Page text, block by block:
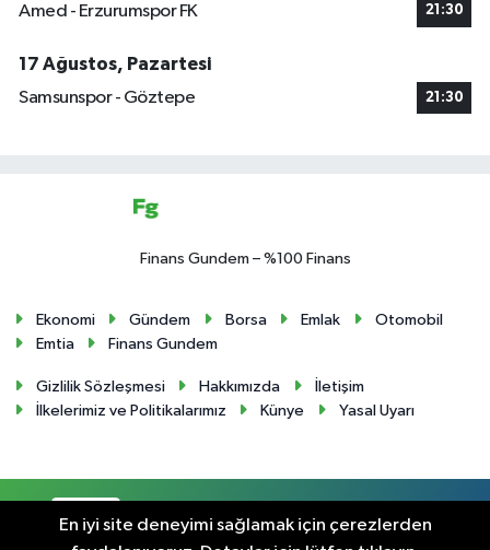
Amed - Erzurumspor FK 21:30
17 Ağustos, Pazartesi
Samsunspor - Göztepe
21:30
Finans Gundem – %100 Finans
Ekonomi Gündem Borsa Emlak
Otomobil
Emtia
Finans Gundem
Gizlilik Sözleşmesi Hakkımızda
İletişim
İlkelerimiz ve Politikalarımız
Künye Yasal Uyarı
En iyi site deneyimi sağlamak için çerezlerden